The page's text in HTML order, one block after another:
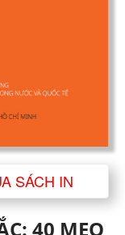
SÁCH IN
40 MẸO